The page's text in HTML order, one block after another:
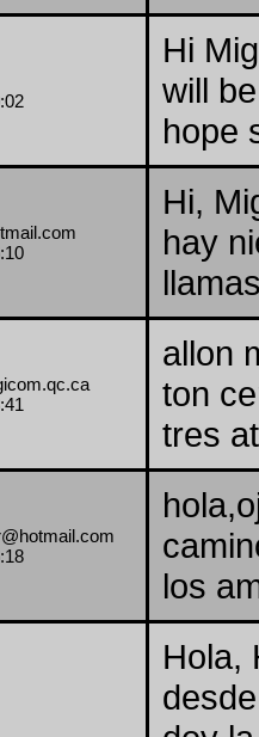
Hi
will
hope
Hi,
hay
allon
ton
tres
los
Hola,